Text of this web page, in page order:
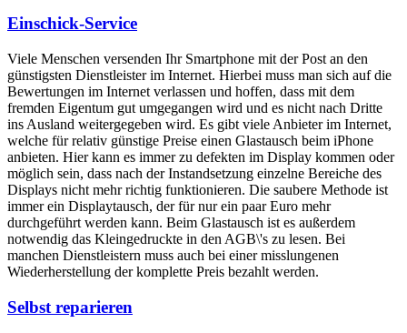
Einschick-Service
Viele Menschen versenden Ihr Smartphone mit der Post an den
günstigsten Dienstleister im Internet. Hierbei muss man sich auf die
Bewertungen im Internet verlassen und hoffen, dass mit dem
fremden Eigentum gut umgegangen wird und es nicht nach Dritte
ins Ausland weitergegeben wird. Es gibt viele Anbieter im Internet,
welche für relativ günstige Preise einen Glastausch beim iPhone
anbieten. Hier kann es immer zu defekten im Display kommen oder
möglich sein, dass nach der Instandsetzung einzelne Bereiche des
Displays nicht mehr richtig funktionieren. Die saubere Methode ist
immer ein Displaytausch, der für nur ein paar Euro mehr
durchgeführt werden kann. Beim Glastausch ist es außerdem
notwendig das Kleingedruckte in den AGB\'s zu lesen. Bei
manchen Dienstleistern muss auch bei einer misslungenen
Wiederherstellung der komplette Preis bezahlt werden.
Selbst reparieren